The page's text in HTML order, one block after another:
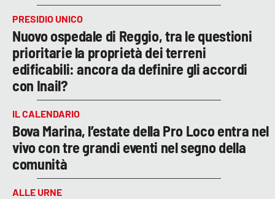
PRESIDIO UNICO
Nuovo ospedale di Reggio, tra le questioni
prioritarie la proprietà dei terreni
edificabili: ancora da definire gli accordi
con Inail?
IL CALENDARIO
Bova Marina, l’estate della Pro Loco entra nel
vivo con tre grandi eventi nel segno della
comunità
ALLE URNE